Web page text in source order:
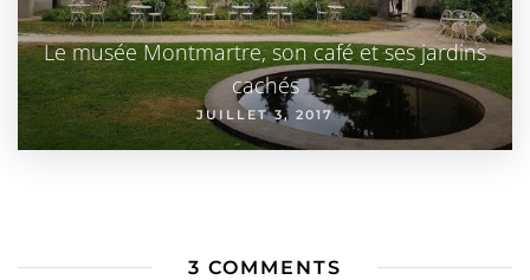
Le musée Montmartre, son café et ses jardins
cachés
JUILLET 3, 2017
3 COMMENTS